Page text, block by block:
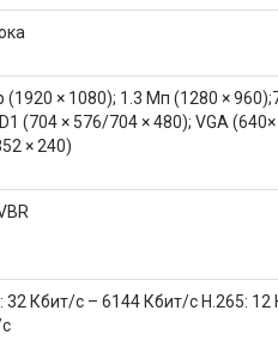
(1920 × 1080); 1.3 Мп (1280 ×
(704 × 576/704 × 480); VGA (640×
× 240)
32 Кбит/с – 6144 Кбит/с H.265: